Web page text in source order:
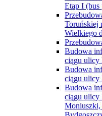
Etap I (bus
Toruńskiej
Wielkiego
Budowa
ciągu ulicy
Budowa
ciągu ulicy
Budowa
ciągu ulicy
Moniuszki,